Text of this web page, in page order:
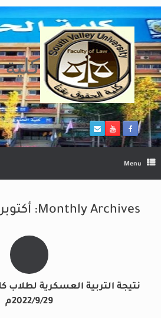
Skip
to
content
Menu
Monthly Archives: أكتوبر
2022/9/29م